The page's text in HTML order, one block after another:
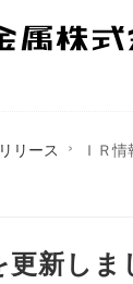
リース ＩＲ
更新し